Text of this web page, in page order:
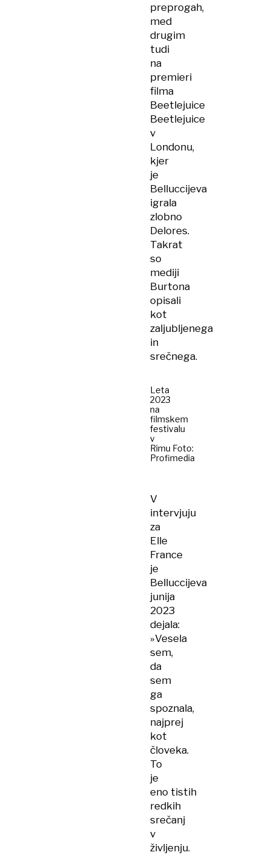
preprogah,
med
drugim
tudi
na
premieri
filma
Beetlejuice
Beetlejuice
v
Londonu,
kjer
je
Belluccijeva
igrala
zlobno
Delores.
Takrat
so
mediji
Burtona
opisali
kot
zaljubljenega
in
srečnega.
Leta
2023
na
filmskem
festivalu
v
Rimu Foto:
Profimedia
V
intervjuju
za
Elle
France
je
Belluccijeva
junija
2023
dejala:
»Vesela
sem,
da
sem
ga
spoznala,
najprej
kot
človeka.
To
je
eno tistih
redkih
srečanj
v
življenju.